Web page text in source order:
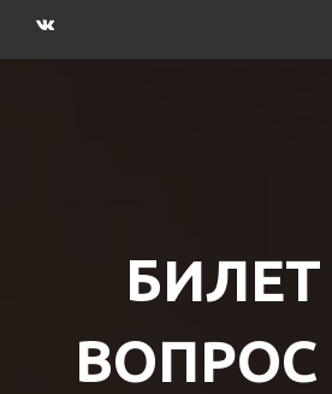
БИЛЕТ
ВОПРОС